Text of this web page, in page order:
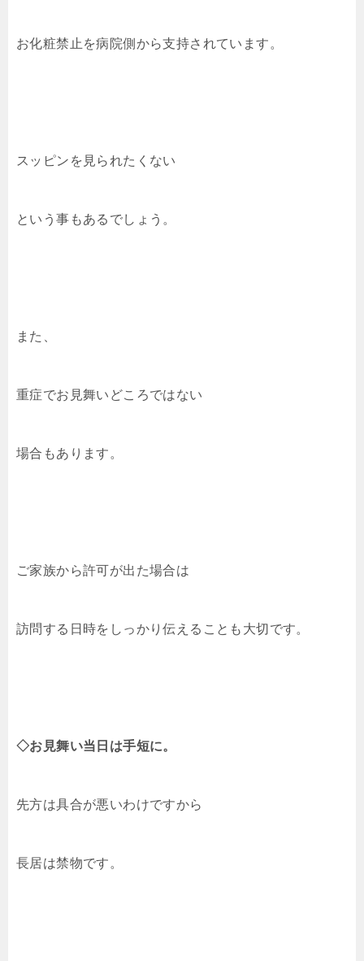
お化粧禁止を病院側から支持されています。
スッピンを見られたくない
という事もあるでしょう。
また、
重症でお見舞いどころではない
場合もあります。
ご家族から許可が出た場合は
訪問する日時をしっかり伝えることも大切です。
◇お見舞い当日は手短に。
先方は具合が悪いわけですから
長居は禁物です。